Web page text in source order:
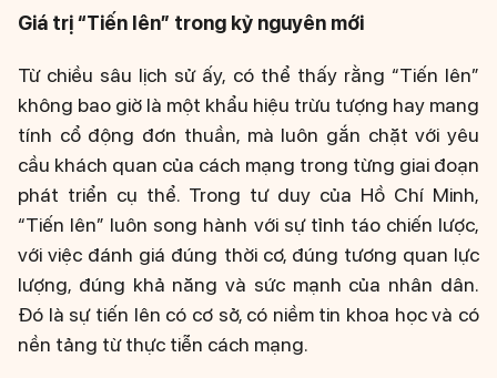
Giá trị “Tiến lên” trong kỷ nguyên mới
Từ chiều sâu lịch sử ấy, có thể thấy rằng “Tiến lên”
không bao giờ là một khẩu hiệu trừu tượng hay mang
tính cổ động đơn thuần, mà luôn gắn chặt với yêu
cầu khách quan của cách mạng trong từng giai đoạn
phát triển cụ thể. Trong tư duy của Hồ Chí Minh,
“Tiến lên” luôn song hành với sự tỉnh táo chiến lược,
với việc đánh giá đúng thời cơ, đúng tương quan lực
lượng, đúng khả năng và sức mạnh của nhân dân.
Đó là sự tiến lên có cơ sở, có niềm tin khoa học và có
nền tảng từ thực tiễn cách mạng.